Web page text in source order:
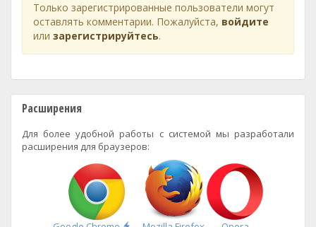
Только зарегистрированные пользователи могут
оставлять комментарии. Пожалуйста, войдите
или зарегистрируйтесь.
Расширения
Для более удобной работы с системой мы разработали
расширения для браузеров: